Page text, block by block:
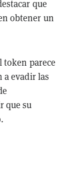
que
obtener un
token parece
a evadir las
que su